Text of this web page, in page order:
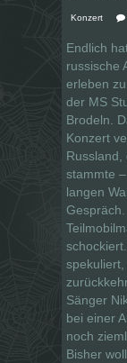
Konzert
Endlich
russische
erleben
der MS
Brodeln.
Konzert
Russland,
stammte
langen
Sänger
bei einer
noch
Bisher